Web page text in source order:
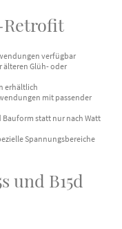
Retrofit
verfügbar
älteren Glüh- oder
erhältlich
mit passender
statt nur nach Watt
Spannungsbereiche
und B15d